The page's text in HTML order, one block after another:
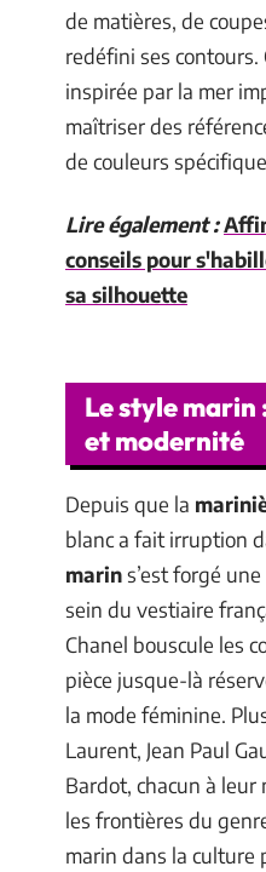
de matières, de
redéfini ses
inspirée par la mer
maîtriser des
de couleurs
Lire également :
conseils pour
sa silhouette
Le style
et modernité
Depuis que la
blanc a fait irruption
marins’est forgé
sein du vestiaire
Chanel bouscule les
pièce jusque-là
la mode féminine.
Laurent, Jean Paul
Bardot, chacun à
les frontières du
marin dans la culture